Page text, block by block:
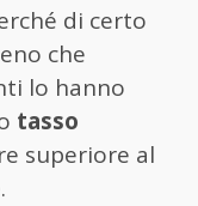
di certo
che
lo hanno
tasso
superiore al